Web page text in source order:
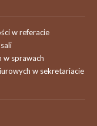
w referacie
w sprawach
w sekretariacie